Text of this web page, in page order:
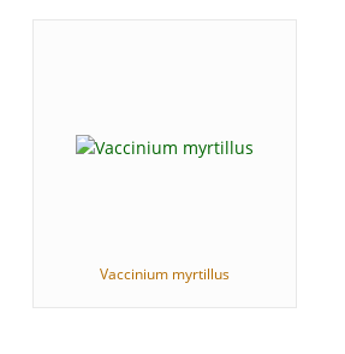
Vaccinium myrtillus